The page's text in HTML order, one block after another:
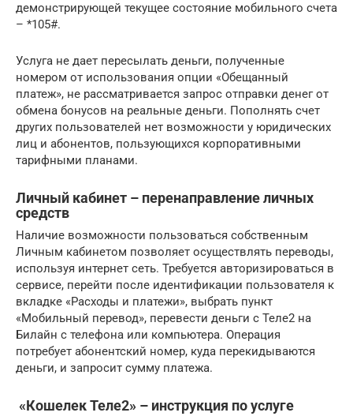
демонстрирующей текущее состояние мобильного счета
– *105#.
Услуга не дает пересылать деньги, полученные
номером от использования опции «Обещанный
платеж», не рассматривается запрос отправки денег от
обмена бонусов на реальные деньги. Пополнять счет
других пользователей нет возможности у юридических
лиц и абонентов, пользующихся корпоративными
тарифными планами.
Личный кабинет – перенаправление личных
средств
Наличие возможности пользоваться собственным
Личным кабинетом позволяет осуществлять переводы,
используя интернет сеть. Требуется авторизироваться в
сервисе, перейти после идентификации пользователя к
вкладке «Расходы и платежи», выбрать пункт
«Мобильный перевод», перевести деньги с Теле2 на
Билайн с телефона или компьютера. Операция
потребует абонентский номер, куда перекидываются
деньги, и запросит сумму платежа.
«Кошелек Теле2» – инструкция по услуге